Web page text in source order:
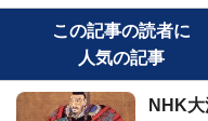
この記事の読者に
人気の記事
NHK